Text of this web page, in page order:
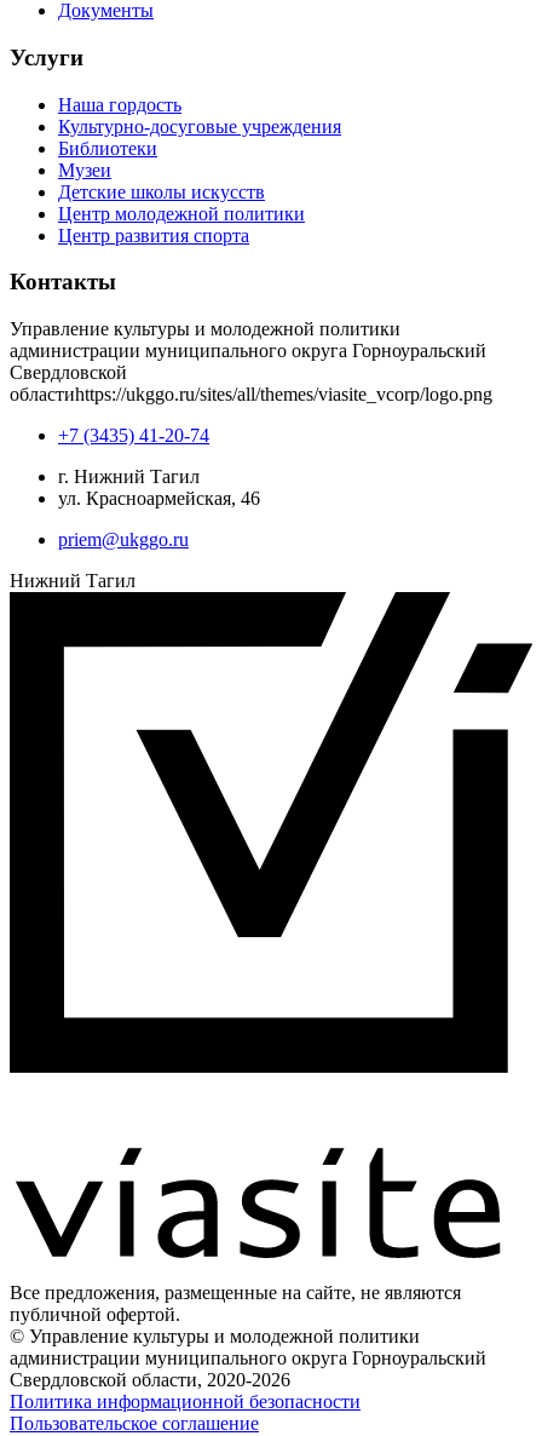
Документы
Услуги
Наша гордость
Культурно-досуговые учреждения
Библиотеки
Музеи
Детские школы искусств
Центр молодежной политики
Центр развития спорта
Контакты
Управление культуры и молодежной политики
администрации муниципального округа Горноуральский
Свердловской
областиhttps://ukggo.ru/sites/all/themes/viasite_vcorp/logo.png
+7 (3435) 41-20-74
г. Нижний Тагил
ул. Красноармейская, 46
priem@ukggo.ru
Нижний Тагил
Все предложения, размещенные на сайте, не являются
публичной офертой.
© Управление культуры и молодежной политики
администрации муниципального округа Горноуральский
Свердловской области, 2020-2026
Политика информационной безопасности
Пользовательское соглашение